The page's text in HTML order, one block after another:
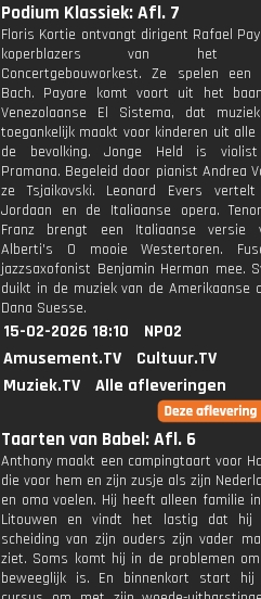
Podium Klassiek: Afl. 7
Floris Kortie ontvangt dirigent Rafael
koperblazers van het
Concertgebouworkest. Ze spelen
Bach. Payare komt voort uit het
Venezolaanse El Sistema, dat
toegankelijk maakt voor kinderen uit alle
de bevolking. Jonge Held is violist
Pramana. Begeleid door pianist Andrea
ze Tsjaikovski. Leonard Evers
Jordaan en de Italiaanse opera.
Franz brengt een Italiaanse versie
Alberti's O mooie Westertoren.
jazzsaxofonist Benjamin Herman mee.
duikt in de muziek van de Amerikaanse
Dana Suesse.
15-02-2026 18:10
NPO2
Amusement.TV
Cultuur.TV
Muziek.TV
Alle afleveringen
Taarten van Babel: Afl. 6
Anthony maakt een campingtaart voor
die voor hem en zijn zusje als zijn
en oma voelen. Hij heeft alleen familie
Litouwen en vindt het lastig dat hij
scheiding van zijn ouders zijn vader
ziet. Soms komt hij in de problemen
beweeglijk is. En binnenkort start